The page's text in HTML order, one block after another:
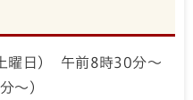
日） 午前8時30分～
～）